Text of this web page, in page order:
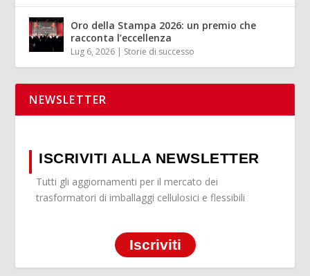
Oro della Stampa 2026: un premio che
racconta l’eccellenza
Lug 6, 2026 | Storie di successo
NEWSLETTER
ISCRIVITI ALLA NEWSLETTER
Tutti gli aggiornamenti per il mercato dei
trasformatori di imballaggi cellulosici e flessibili
Iscriviti